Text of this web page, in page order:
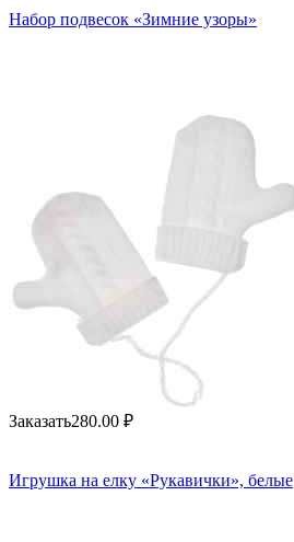
Набор подвесок «Зимние узоры»
Заказать280.00 ₽
Игрушка на елку «Рукавички», белые